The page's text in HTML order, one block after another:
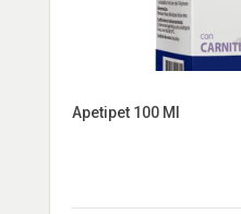
Apetipet 100 Ml